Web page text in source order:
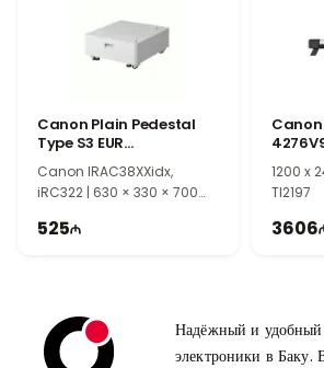
Canon Plain Pedestal
Type S3 EUR
5545C001AA
Canon IRAC38XXidx,
iRC322 | 630 × 330 × 700
525
Canon
1200 x
TI2197
3606
Надёжный и удобный
электроники в Баку.